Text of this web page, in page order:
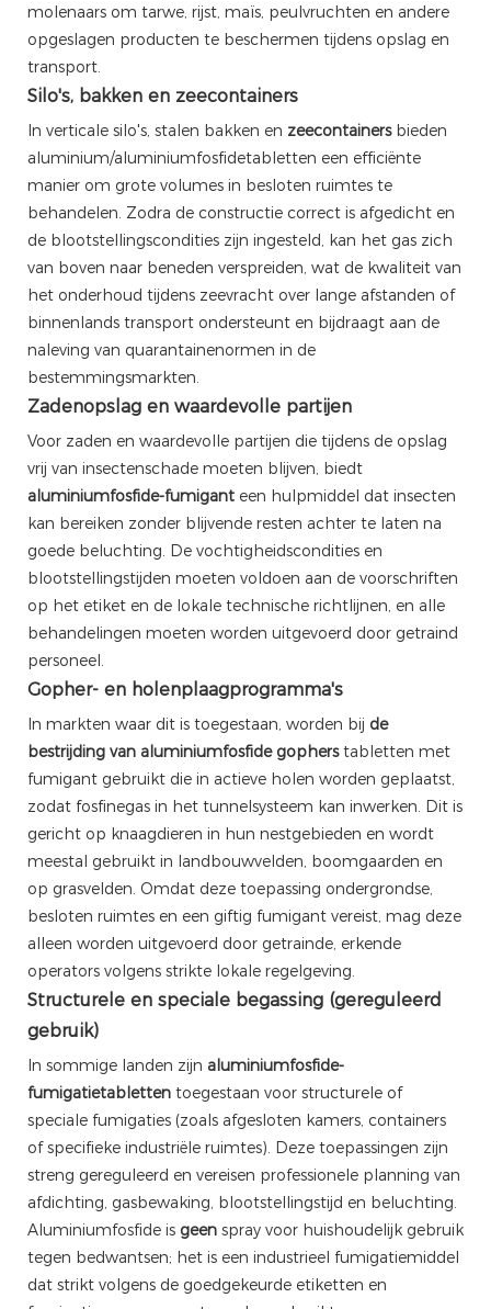
molenaars om tarwe, rijst, maïs, peulvruchten en andere
opgeslagen producten te beschermen tijdens opslag en
transport.
Silo's, bakken en zeecontainers
In verticale silo's, stalen bakken en zeecontainersbieden
aluminium/aluminiumfosfidetabletten een efficiënte
manier om grote volumes in besloten ruimtes te
behandelen. Zodra de constructie correct is afgedicht en
de blootstellingscondities zijn ingesteld, kan het gas zich
van boven naar beneden verspreiden, wat de kwaliteit van
het onderhoud tijdens zeevracht over lange afstanden of
binnenlands transport ondersteunt en bijdraagt ​​aan de
naleving van quarantainenormen in de
bestemmingsmarkten.
Zadenopslag en waardevolle partijen
Voor zaden en waardevolle partijen die tijdens de opslag
vrij van insectenschade moeten blijven, biedt
aluminiumfosfide-fumigant een hulpmiddel dat insecten
kan bereiken zonder blijvende resten achter te laten na
goede beluchting. De vochtigheidscondities en
blootstellingstijden moeten voldoen aan de voorschriften
op het etiket en de lokale technische richtlijnen, en alle
behandelingen moeten worden uitgevoerd door getraind
personeel.
Gopher- en holenplaagprogramma's
In markten waar dit is toegestaan, worden bij de
bestrijding van aluminiumfosfide gopherstabletten met
fumigant gebruikt die in actieve holen worden geplaatst,
zodat fosfinegas in het tunnelsysteem kan inwerken. Dit is
gericht op knaagdieren in hun nestgebieden en wordt
meestal gebruikt in landbouwvelden, boomgaarden en
op grasvelden. Omdat deze toepassing ondergrondse,
besloten ruimtes en een giftig fumigant vereist, mag deze
alleen worden uitgevoerd door getrainde, erkende
operators volgens strikte lokale regelgeving.
Structurele en speciale begassing (gereguleerd
gebruik)
In sommige landen zijn aluminiumfosfide-
fumigatietabletten toegestaan ​​voor structurele of
speciale fumigaties (zoals afgesloten kamers, containers
of specifieke industriële ruimtes). Deze toepassingen zijn
streng gereguleerd en vereisen professionele planning van
afdichting, gasbewaking, blootstellingstijd en beluchting.
Aluminiumfosfide is geen spray voor huishoudelijk gebruik
tegen bedwantsen; het is een industrieel fumigatiemiddel
dat strikt volgens de goedgekeurde etiketten en